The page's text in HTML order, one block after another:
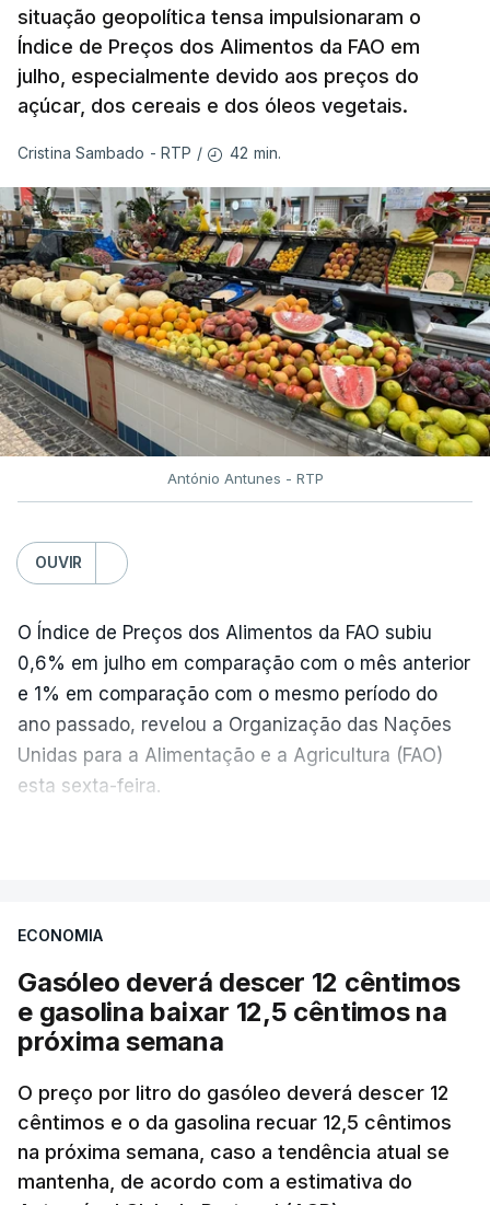
situação geopolítica tensa impulsionaram o
Índice de Preços dos Alimentos da FAO em
julho, especialmente devido aos preços do
açúcar, dos cereais e dos óleos vegetais.
Cristina Sambado - RTP / 42 min.
António Antunes - RTP
OUVIR
O Índice de Preços dos Alimentos da FAO subiu
0,6% em julho em comparação com o mês anterior
e 1% em comparação com o mesmo período do
ano passado, revelou a Organização das Nações
Unidas para a Alimentação e a Agricultura (FAO)
esta sexta-feira.
com ondas de calor no Verão e conflitos na
Ucrânia e no Médio Oriente a elevar os
custos das colheitas.
O índice, que acompanha as variações mensais
de um cabaz de produtos alimentares
comercializados internacionalmente, subiu para
131,1 pontos em julho, face aos 130,3 de junho.
ECONOMIA
Gasóleo deverá descer 12 cêntimos
e gasolina baixar 12,5 cêntimos na
próxima semana
O preço por litro do gasóleo deverá descer 12
cêntimos e o da gasolina recuar 12,5 cêntimos
na próxima semana, caso a tendência atual se
mantenha, de acordo com a estimativa do